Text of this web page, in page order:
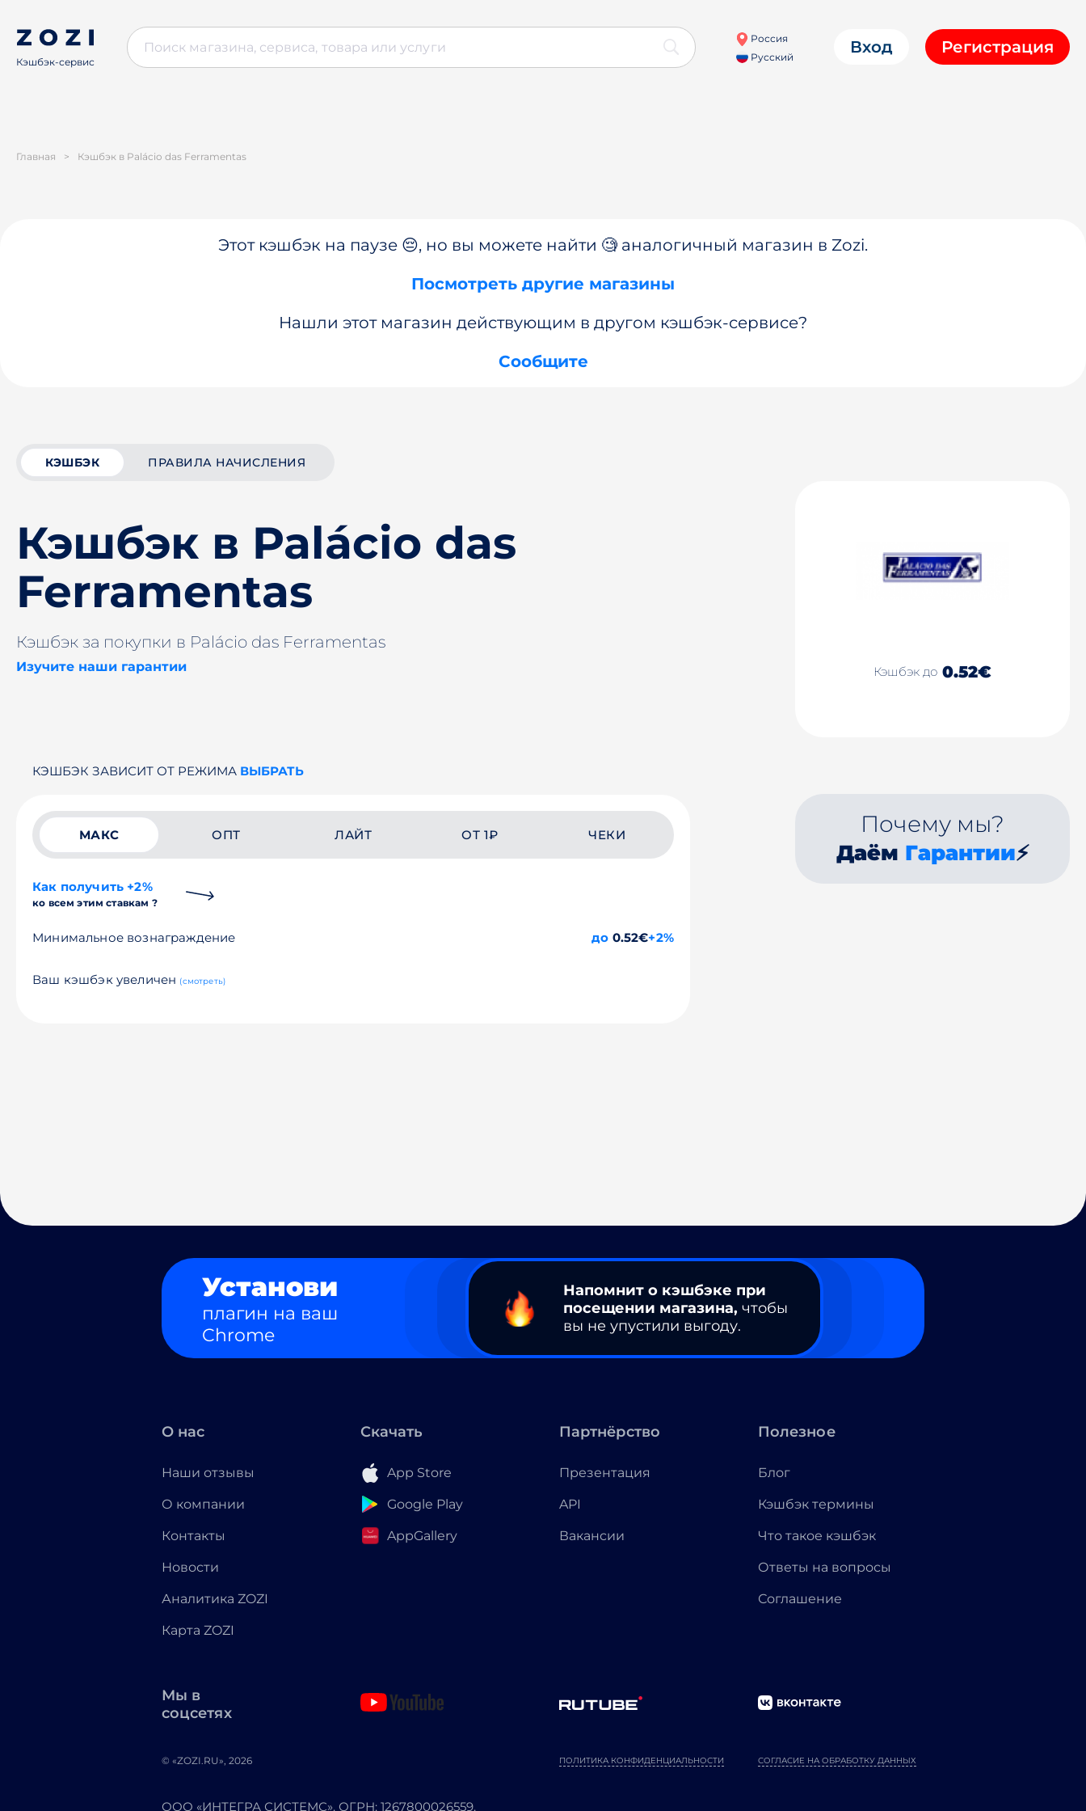
Кэшбэк-сервис
Россия
Русский
Вход Регистрация
Главная > Кэшбэк в Palácio das Ferramentas
Этот кэшбэк на паузе 😔, но вы можете найти 🧐 аналогичный магазин в Zozi.
Посмотреть другие магазины
Нашли этот магазин действующим в другом кэшбэк-сервисе?
Сообщите
КЭШБЭК ПРАВИЛА НАЧИСЛЕНИЯ
Кэшбэк в Palácio das
Ferramentas
Кэшбэк за покупки в Palácio das Ferramentas
Изучите наши гарантии Кэшбэк до 0.52€
КЭШБЭК ЗАВИСИТ ОТ РЕЖИМА ВЫБРАТЬ
МАКС ОПТ ЛАЙТ ОТ 1₽ ЧЕКИ
Как получить +2%
ко всем этим ставкам ?
Минимальное вознаграждение до 0.52€+2%
Ваш кэшбэк увеличен (смотреть)
Почему мы?
Даём Гарантии⚡
Установи
плагин на ваш
Chrome
Напомнит о кэшбэке при
посещении магазина, чтобы
вы не упустили выгоду.
О нас
Наши отзывы
О компании
Контакты
Новости
Аналитика ZOZI
Карта ZOZI
Скачать
App Store
Google Play
AppGallery
Партнёрство
Презентация
API
Вакансии
Полезное
Блог
Кэшбэк термины
Что такое кэшбэк
Ответы на вопросы
Соглашение
Мы в
соцсетях
© «ZOZI.RU», 2026 ПОЛИТИКА КОНФИДЕНЦИАЛЬНОСТИ СОГЛАСИЕ НА ОБРАБОТКУ ДАННЫХ
ООО «ИНТЕГРА СИСТЕМС». ОГРН: 1267800026559.